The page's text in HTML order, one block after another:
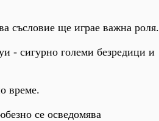
съсловие ще играе важна роля.
- сигурно големи безредици и
време.
се осведомява